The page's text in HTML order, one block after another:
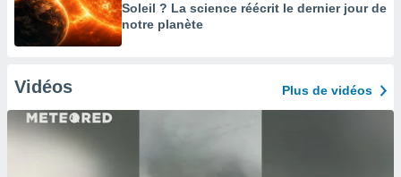
Soleil ? La science réécrit le dernier jour de
notre planète
Vidéos Plus de vidéos